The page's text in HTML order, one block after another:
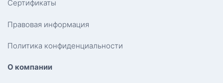
Сертификаты
Правовая информация
Политика конфиденциальности
О компании